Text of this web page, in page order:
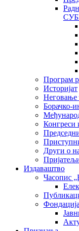
Програм
Историјат
Неговање
Борачко-
Конгреси
Други о
Пријатељи
Издаваштво
Часопис